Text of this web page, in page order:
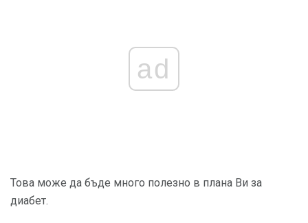
ad
Това може да бъде много полезно в плана Ви за
диабет.